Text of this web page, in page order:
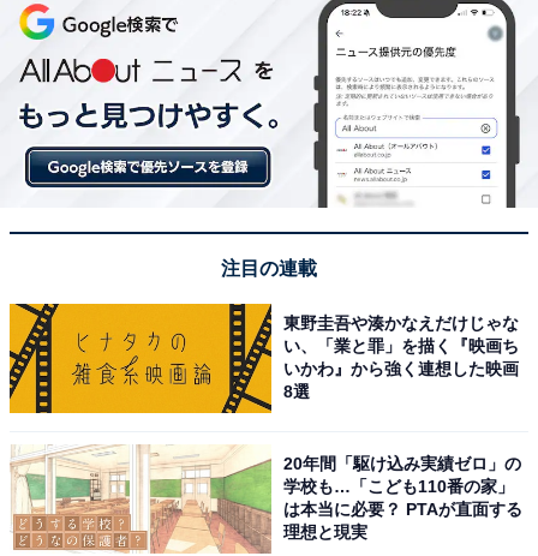
注目の連載
東野圭吾や湊かなえだけじゃな
い、「業と罪」を描く『映画ち
いかわ』から強く連想した映画
8選
20年間「駆け込み実績ゼロ」の
学校も…「こども110番の家」
は本当に必要？ PTAが直面する
理想と現実